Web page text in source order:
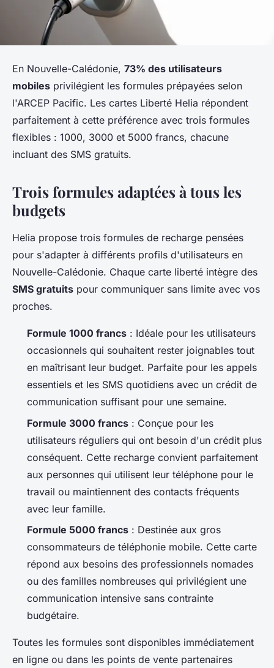
En Nouvelle-Calédonie, 73% des utilisateurs
mobiles privilégient les formules prépayées selon
l'ARCEP Pacific. Les cartes Liberté Helia répondent
parfaitement à cette préférence avec trois formules
flexibles : 1000, 3000 et 5000 francs, chacune
incluant des SMS gratuits.
Trois formules adaptées à tous les
budgets
Helia propose trois formules de recharge pensées
pour s'adapter à différents profils d'utilisateurs en
Nouvelle-Calédonie. Chaque carte liberté intègre des
SMS gratuits pour communiquer sans limite avec vos
proches.
Formule 1000 francs : Idéale pour les utilisateurs
occasionnels qui souhaitent rester joignables tout
en maîtrisant leur budget. Parfaite pour les appels
essentiels et les SMS quotidiens avec un crédit de
communication suffisant pour une semaine.
Formule 3000 francs : Conçue pour les
utilisateurs réguliers qui ont besoin d'un crédit plus
conséquent. Cette recharge convient parfaitement
aux personnes qui utilisent leur téléphone pour le
travail ou maintiennent des contacts fréquents
avec leur famille.
Formule 5000 francs : Destinée aux gros
consommateurs de téléphonie mobile. Cette carte
répond aux besoins des professionnels nomades
ou des familles nombreuses qui privilégient une
communication intensive sans contrainte
budgétaire.
Toutes les formules sont disponibles immédiatement
en ligne ou dans les points de vente partenaires